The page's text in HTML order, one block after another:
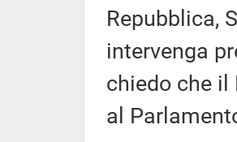
Repubblica,
intervenga
chiedo che il
al